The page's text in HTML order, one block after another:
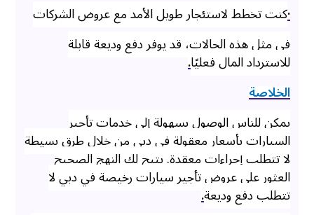
·كنت تخطط لاستئجار طويل الأمد مع عروض الشركات
في مثل هذه الحالات، قد يوفر دفع وديعة قابلة
للاسترداد المال فعليًا.
الخلاصة
يمكن للناس الوصول بسهولة إلى خدمات تأجير
السيارات بأسعار معقولة في دبي من خلال طرق بسيطة
لا تتطلب إجراءات معقدة. يتيح لك النهج الصحيح
العثور على عروض تأجير سيارات رخيصة في دبي لا
تتطلب دفع وديعة.